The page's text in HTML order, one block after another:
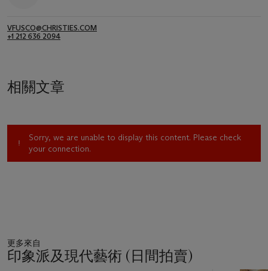
VFUSCO@CHRISTIES.COM
+1 212 636 2094
相關文章
Sorry, we are unable to display this content. Please check
your connection.
更多來自
印象派及現代藝術 (日間拍賣)